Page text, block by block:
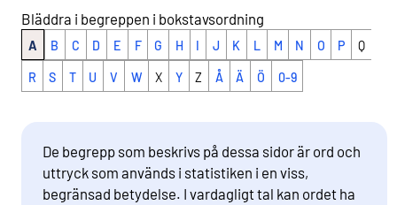
Bläddra i begreppen i bokstavsordning
A B C D E F G H I J K L M N O P Q
R S T U V W X Y Z Å Ä Ö 0-9
De begrepp som beskrivs på dessa sidor är ord och
uttryck som används i statistiken i en viss,
begränsad betydelse. I vardagligt tal kan ordet ha